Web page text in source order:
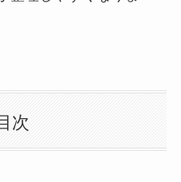
次